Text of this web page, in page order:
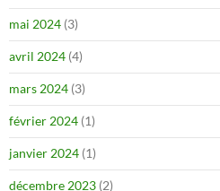
mai 2024 (3)
avril 2024 (4)
mars 2024 (3)
février 2024 (1)
janvier 2024 (1)
décembre 2023 (2)